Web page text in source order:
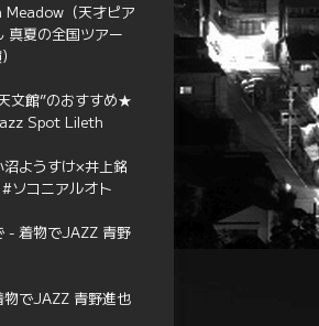
（天才ピア
真夏の全国ツアー
文館”のおすすめ★
Spot Lileth
沼ようすけ×井上銘
ソコニアルオト
- 着物でJAZZ 青野
でJAZZ 青野進也